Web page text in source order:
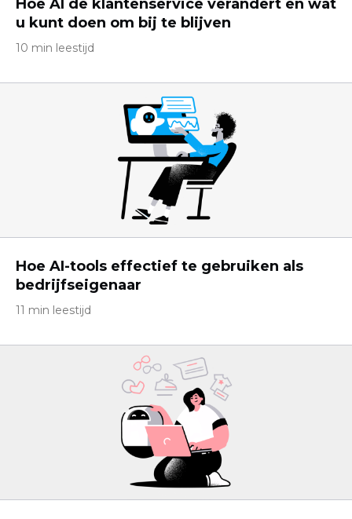
Hoe AI de klantenservice verandert en wat
u kunt doen om bij te blijven
10 min leestijd
Hoe AI-tools effectief te gebruiken als
bedrijfseigenaar
11 min leestijd